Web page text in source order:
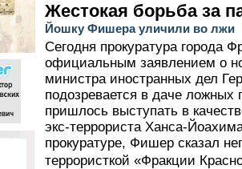
Жестокая борьба за
Йошку Фишера уличили во лжи
Сегодня прокуратура города
официальным заявлением о
министра иностранных дел
подозревается в даче ложных
пришлось выступать в
экс-террориста Ханса-
прокуратуре, Фишер сказал
террористкой «Фракции